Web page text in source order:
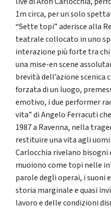
1m circa, per un solo
“Sette topi” aderisce alla
teatrale collocato in uno
interazione più forte tra chi
una mise-en scene
brevità dell’azione scenica
forzata di un luogo,
emotivo, i due performer
vita” di Angelo Ferracuti
1987 a Ravenna, nella
restituire una vita agli
Carlocchia rivelano bisogni
muoiono come topi nelle
parole degli operai, i suoni
storia marginale e quasi
lavoro e delle condizioni